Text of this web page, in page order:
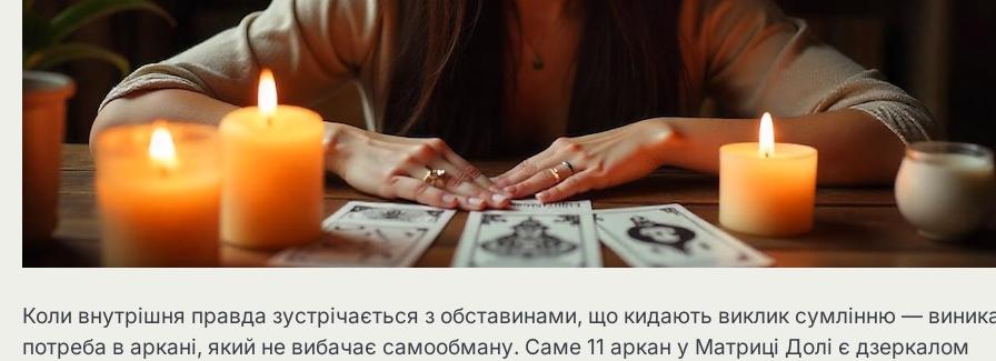
Коли внутрішня правда зустрічається з обставинами, що кидають виклик сумлінню —
потреба в аркані, який не вибачає самообману. Саме 11 аркан у Матриці Долі є дзеркалом